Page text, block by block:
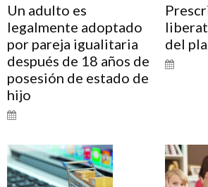
Un adulto es
legalmente adoptado
por pareja igualitaria
después de 18 años de
posesión de estado de
hijo
del